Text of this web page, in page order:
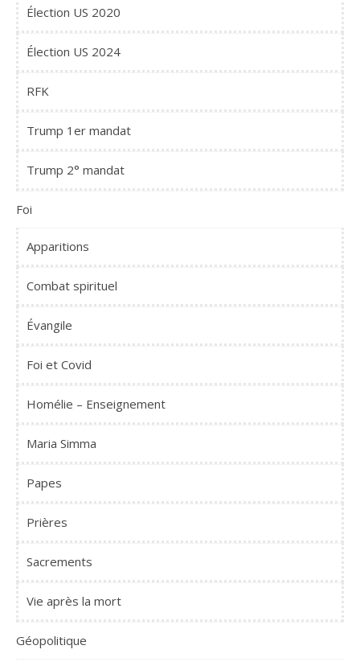
Élection US 2020
Élection US 2024
RFK
Trump 1er mandat
Trump 2° mandat
Foi
Apparitions
Combat spirituel
Évangile
Foi et Covid
Homélie – Enseignement
Maria Simma
Papes
Prières
Sacrements
Vie après la mort
Géopolitique